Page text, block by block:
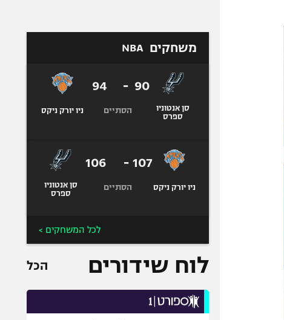
משחקים NBA
סן אנטוניו
ספרס
90
-
94
הסתיים ניו יורק ניקס
ניו יורק ניקס
107
-
106
הסתיים
סן אנטוניו
ספרס
לכל המשחקים >
לוח שידורים הכל